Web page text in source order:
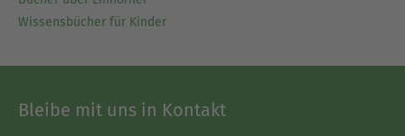
Wissensbücher für Kinder
Bleibe mit uns in Kontakt